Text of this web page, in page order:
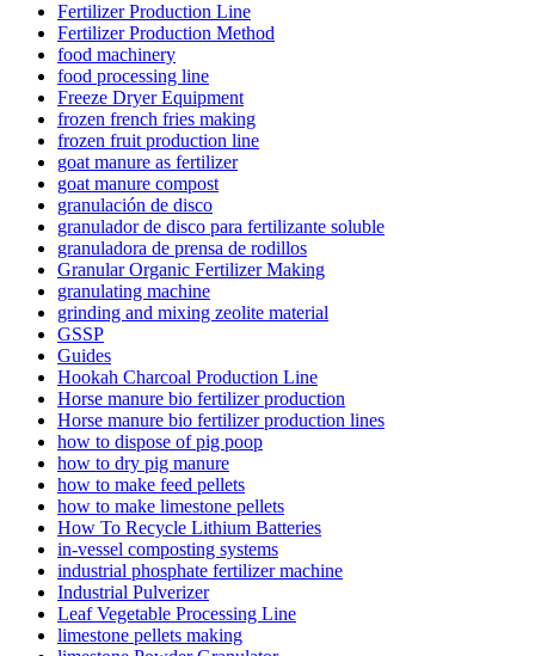
Fertilizer Production Line
Fertilizer Production Method
food machinery
food processing line
Freeze Dryer Equipment
frozen french fries making
frozen fruit production line
goat manure as fertilizer
goat manure compost
granulación de disco
granulador de disco para fertilizante soluble
granuladora de prensa de rodillos
Granular Organic Fertilizer Making
granulating machine
grinding and mixing zeolite material
GSSP
Guides
Hookah Charcoal Production Line
Horse manure bio fertilizer production
Horse manure bio fertilizer production lines
how to dispose of pig poop
how to dry pig manure
how to make feed pellets
how to make limestone pellets
How To Recycle Lithium Batteries
in-vessel composting systems
industrial phosphate fertilizer machine
Industrial Pulverizer
Leaf Vegetable Processing Line
limestone pellets making